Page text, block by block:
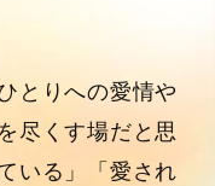
とりへの愛情や
尽くす場だと思
いる」「愛され